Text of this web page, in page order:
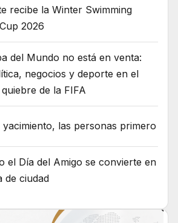
recibe la Winter Swimming
2026
del Mundo no está en venta:
negocios y deporte en el
de la FIFA
yacimiento, las personas primero
el Día del Amigo se convierte en
de ciudad